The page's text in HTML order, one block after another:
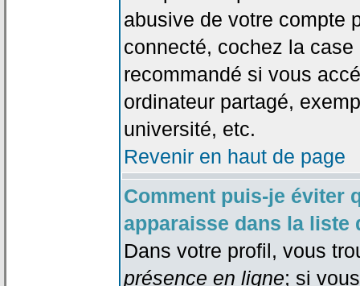
abusive de votre compte
connecté, cochez la
recommandé si vous
ordinateur partagé,
université, etc.
Revenir en haut de page
Comment puis-je éviter
apparaisse dans la liste
Dans votre profil, vous
présence en ligne; si